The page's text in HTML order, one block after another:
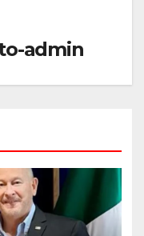
admin